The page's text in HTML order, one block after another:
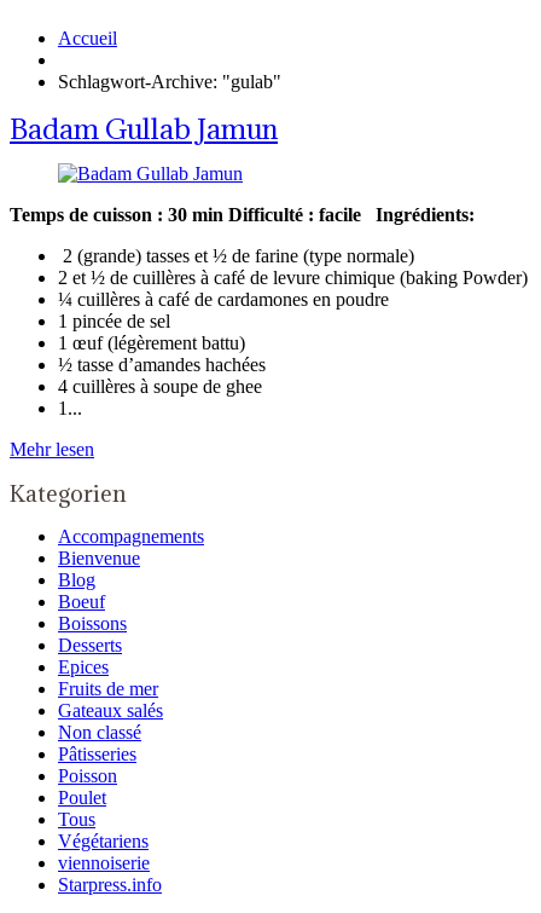
Accueil
Schlagwort-Archive: "gulab"
Badam Gullab Jamun
Temps de cuisson : 30 min Difficulté : facile
Ingrédients:
2 (grande) tasses et ½ de farine (type normale)
2 et ½ de cuillères à café de levure chimique (baking Powder)
¼ cuillères à café de cardamones en poudre
1 pincée de sel
1 œuf (légèrement battu)
½ tasse d’amandes hachées
4 cuillères à soupe de ghee
1...
Mehr lesen
Kategorien
Accompagnements
Bienvenue
Blog
Boeuf
Boissons
Desserts
Epices
Fruits de mer
Gateaux salés
Non classé
Pâtisseries
Poisson
Poulet
Tous
Végétariens
viennoiserie
Starpress.info